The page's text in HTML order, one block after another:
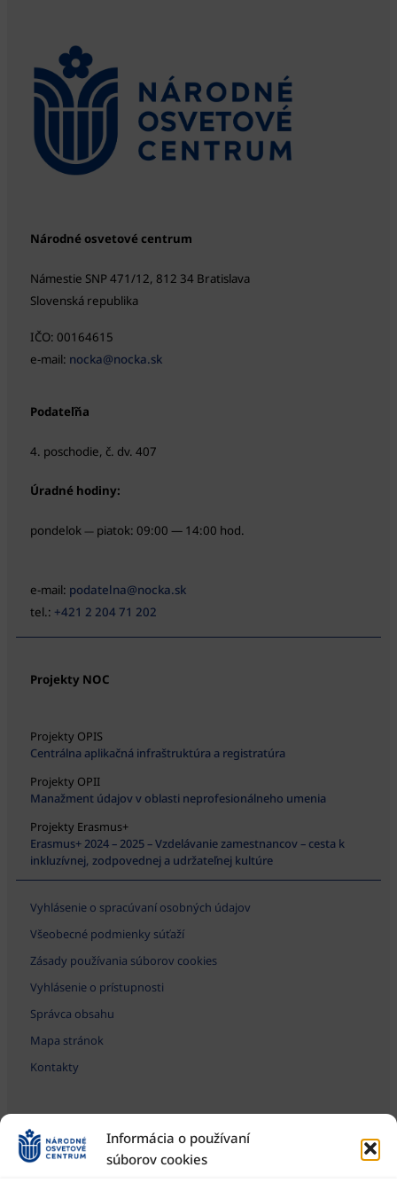
Informácia o používaní
súborov cookies
Národné osvetové centrum
Námestie SNP 471/12, 812 34 Bratislava
Slovenská republika
IČO: 00164615
e-mail: nocka@nocka.sk
Podateľňa
4. poschodie, č. dv. 407
Úradné hodiny:
pondelok — piatok: 09:00 — 14:00 hod.
e-mail: podatelna@nocka.sk
tel.: +421 2 204 71 202
Projekty NOC
Projekty OPIS
Centrálna aplikačná infraštruktúra a registratúra
Projekty OPII
Manažment údajov v oblasti neprofesionálneho umenia
Projekty Erasmus+
Erasmus+ 2024 – 2025 – Vzdelávanie zamestnancov – cesta k
inkluzívnej, zodpovednej a udržateľnej kultúre
Vyhlásenie o spracúvaní osobných údajov
Všeobecné podmienky súťaží
Zásady používania súborov cookies
Vyhlásenie o prístupnosti
Správca obsahu
Mapa stránok
Kontakty